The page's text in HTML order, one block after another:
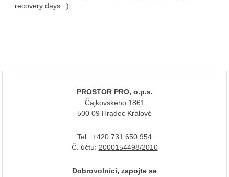
recovery days...).
PROSTOR PRO, o.p.s.
Čajkovského 1861
500 09 Hradec Králové
Tel.: +420 731 650 954
Č. účtu: 2000154498/2010
Dobrovolníci, zapojte se